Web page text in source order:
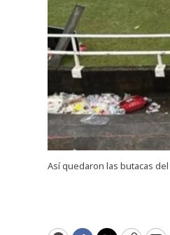
Así quedaron las butacas